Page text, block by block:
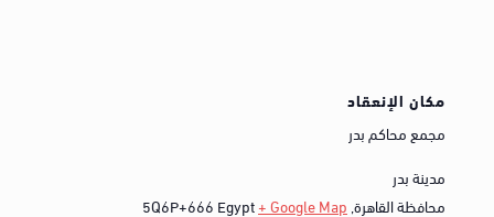
مكان الإنعقاد
مجمع محاكم بدر
مدينة بدر
محافظة القاهرة,
5Q6P+666 Egypt+ Google Map